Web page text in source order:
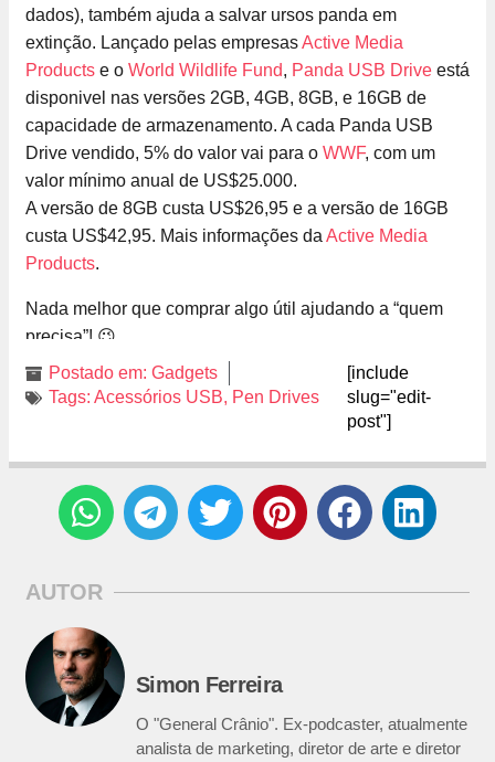
dados), também ajuda a salvar ursos panda em
extinção. Lançado pelas empresasActive Media
Products e o World Wildlife Fund, Panda USB Drive está
disponivel nas versões 2GB, 4GB, 8GB, e 16GB de
capacidade de armazenamento. A cada Panda USB
Drive vendido, 5% do valor vai para o WWF, com um
valor mínimo anual de US$25.000.
A versão de 8GB custa US$26,95 e a versão de 16GB
custa US$42,95. Mais informações da Active Media
Products.
Nada melhor que comprar algo útil ajudando a “quem
precisa”! 😉
Postado em: Gadgets
Tags: Acessórios USB, Pen Drives
[include
slug="edit-
post"]
AUTOR
Simon Ferreira
O "General Crânio". Ex-podcaster, atualmente
analista de marketing, diretor de arte e diretor